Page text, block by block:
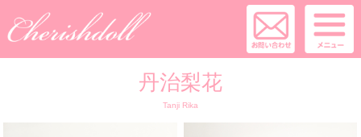
丹治梨花
Tanji Rika